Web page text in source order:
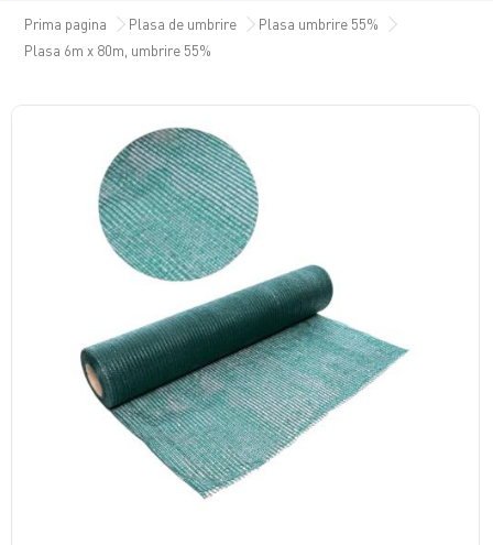
Prima pagina Plasa de umbrire
Plasa umbrire 55%
Plasa 6m x 80m, umbrire 55%